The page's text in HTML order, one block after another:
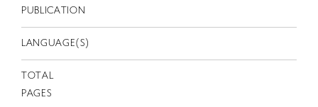
PUBLICATION
LANGUAGE(S)
TOTAL
PAGES